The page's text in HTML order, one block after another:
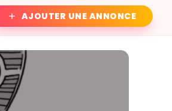
AJOUTER UNE ANNONCE